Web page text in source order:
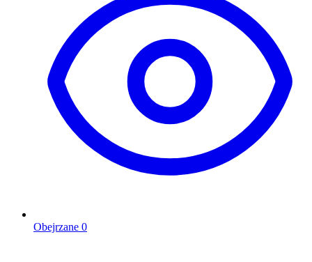
Obejrzane 0